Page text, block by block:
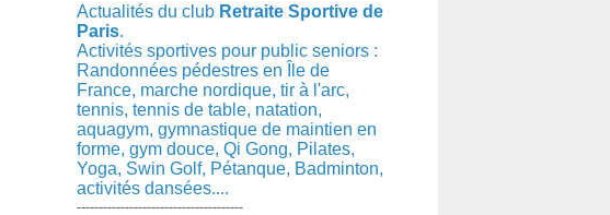
Actualités du club Retraite Sportive de
Paris.
Activités sportives pour public seniors :
Randonnées pédestres en Île de
France, marche nordique, tir à l'arc,
tennis, tennis de table, natation,
aquagym, gymnastique de maintien en
forme, gym douce, Qi Gong, Pilates,
Yoga, Swin Golf, Pétanque, Badminton,
activités dansées....
--------------------------------------